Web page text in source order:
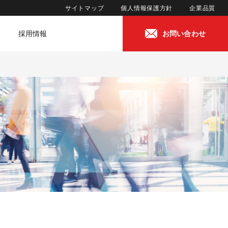
サイトマップ 個人情報保護方針 企業品質
採用情報 お問い合わせ